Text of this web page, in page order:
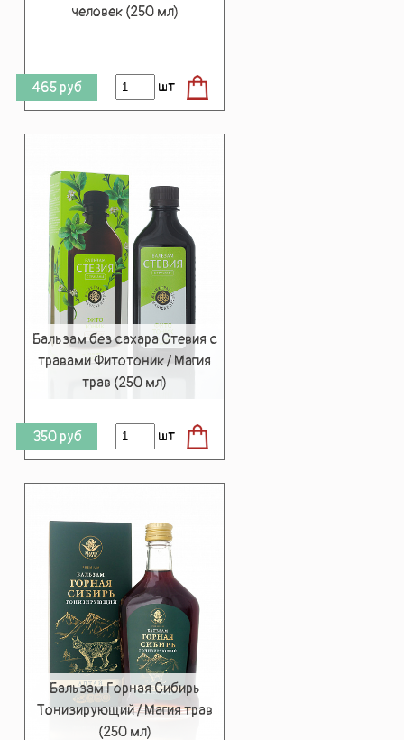
человек (250 мл)
465 руб шт
Бальзам без сахара Стевия с
травами Фитотоник / Магия
трав (250 мл)
350 руб шт
Бальзам Горная Сибирь
Тонизирующий / Магия трав
(250 мл)